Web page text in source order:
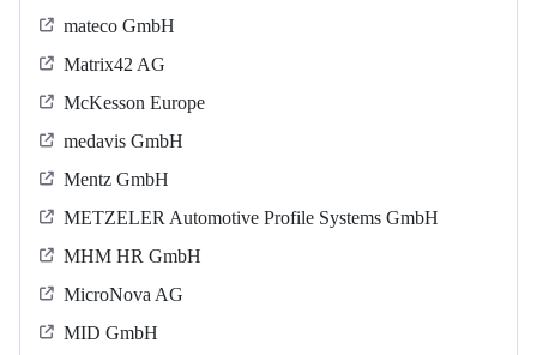
mateco GmbH
Matrix42 AG
McKesson Europe
medavis GmbH
Mentz GmbH
METZELER Automotive Profile Systems GmbH
MHM HR GmbH
MicroNova AG
MID GmbH